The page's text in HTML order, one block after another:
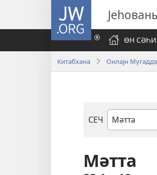
JW.ORG
ӨН
Китабхана Онлајн
СЕЧ
Бөлмә
Мәтта